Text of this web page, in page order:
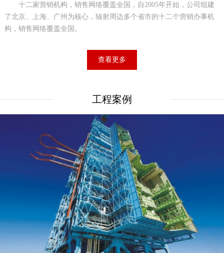
十二家营销机构，销售网络覆盖全国，自2005年开始，公司组建
了北京、上海、广州为核心，辐射周边多个省市的十二个营销办事机
构，销售网络覆盖全国。
查看更多
工程案例